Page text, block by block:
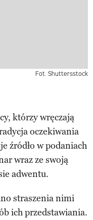
Fot. Shuttersstock
którzy wręczają
oczekiwania
źródło w podaniach
wraz ze swoją
adwentu.
straszenia nimi
ich przedstawiania.